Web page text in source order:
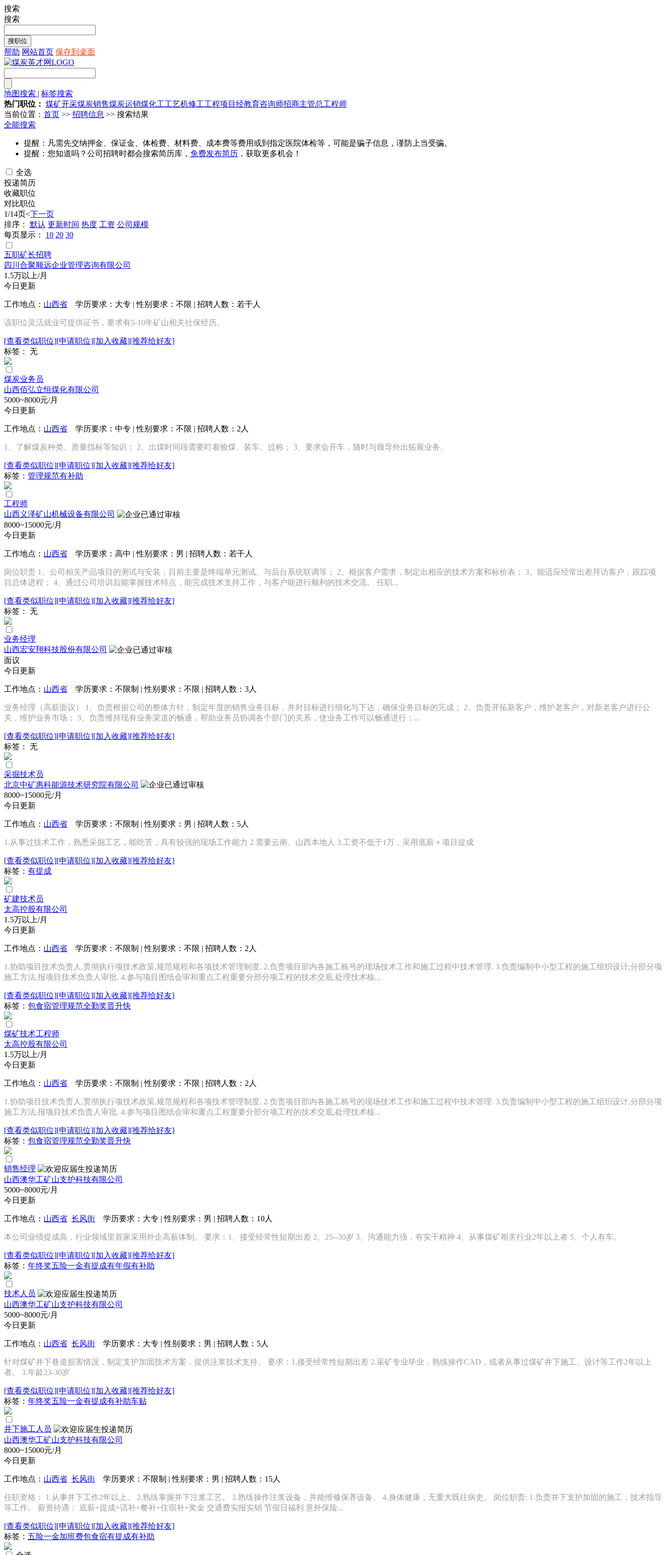
搜索
搜索
帮助 网站首页 保存到桌面
地图搜索 | 标签搜索
热门职位： 煤矿开采煤炭销售煤炭运销煤化工工艺机修工工程项目经教育咨询师招商主管总工程师
当前位置： 首页 >> 招聘信息 >> 搜索结果
全能搜索
提醒：凡需先交纳押金、保证金、体检费、材料费、成本费等费用或到指定医院体检等，可能是骗子信息，谨防上当受骗。
提醒：您知道吗？公司招聘时都会搜索简历库， 免费发布简历 ，获取更多机会！
全选
投递简历
收藏职位
对比职位
1/14页<下一页
排序：
默认 更新时间 热度 工资 公司规模
每页显示：
10 20 30
五职矿长招聘
四川合聚顺远企业管理咨询有限公司
1.5万以上/月
今日更新
工作地点： 山西省 学历要求：大专 | 性别要求：不限 | 招聘人数：若干人
该职位灵活就业可提供证书，要求有5-10年矿山相关社保经历。
[查看类似职位][申请职位][加入收藏][推荐给好友]
标签： 无
煤炭业务员
山西佰弘立恒煤化有限公司
5000~8000元/月
今日更新
工作地点： 山西省 学历要求：中专 | 性别要求：不限 | 招聘人数：2人
1、了解煤炭种类、质量指标等知识； 2、出煤时间段需要盯着验煤、装车、过称； 3、要求会开车，随时与领导外出拓展业务。
[查看类似职位][申请职位][加入收藏][推荐给好友]
标签： 管理规范有补助
工程师
山西义泽矿山机械设备有限公司
8000~15000元/月
今日更新
工作地点： 山西省 学历要求：高中 | 性别要求：男 | 招聘人数：若干人
岗位职责 1、公司相关产品项目的测试与安装，目前主要是终端单元测试、与后台系统联调等； 2、根据客户需求，制定出相应的技术方案和标价表； 3、能适应经常出差拜访客户，跟踪项
目总体进程； 4、通过公司培训后能掌握技术特点，能完成技术支持工作，与客户能进行顺利的技术交流。 任职...
[查看类似职位][申请职位][加入收藏][推荐给好友]
标签： 无
业务经理
山西宏安翔科技股份有限公司
面议
今日更新
工作地点： 山西省 学历要求：不限制 | 性别要求：不限 | 招聘人数：3人
业务经理（高薪面议） 1、负责根据公司的整体方针，制定年度的销售业务目标，并对目标进行细化与下达，确保业务目标的完成； 2、负责开拓新客户，维护老客户，对新老客户进行公
关，维护业务市场； 3、负责维持现有业务渠道的畅通，帮助业务员协调各个部门的关系，使业务工作可以畅通进行；...
[查看类似职位][申请职位][加入收藏][推荐给好友]
标签： 无
采掘技术员
北京中矿惠科能源技术研究院有限公司
8000~15000元/月
今日更新
工作地点： 山西省 学历要求：不限制 | 性别要求：男 | 招聘人数：5人
1.从事过技术工作，熟悉采掘工艺，能吃苦，具有较强的现场工作能力 2.需要云南、山西本地人 3.工资不低于1万，采用底薪＋项目提成
[查看类似职位] [申请职位] [加入收藏] [推荐给好友]
标签： 有提成
矿建技术员
太高控股有限公司
1.5万以上/月
今日更新
工作地点： 山西省 学历要求：不限制 | 性别要求：不限 | 招聘人数：2人
1.协助项目技术负责人,贯彻执行项技术政策,规范规程和各项技术管理制度. 2.负责项目部内各施工栋号的现场技术工作和施工过程中技术管理. 3.负责编制中小型工程的施工组织设计,分部分项
施工方法,报项目技术负责人审批. 4.参与项目图纸会审和重点工程重要分部分项工程的技术交底,处理技术核...
[查看类似职位] [申请职位] [加入收藏] [推荐给好友]
标签： 包食宿管理规范全勤奖晋升快
煤矿技术工程师
太高控股有限公司
1.5万以上/月
今日更新
工作地点： 山西省 学历要求：不限制 | 性别要求：不限 | 招聘人数：2人
1.协助项目技术负责人,贯彻执行项技术政策,规范规程和各项技术管理制度. 2.负责项目部内各施工栋号的现场技术工作和施工过程中技术管理. 3.负责编制中小型工程的施工组织设计,分部分项
施工方法,报项目技术负责人审批. 4.参与项目图纸会审和重点工程重要分部分项工程的技术交底,处理技术核...
[查看类似职位] [申请职位] [加入收藏] [推荐给好友]
标签： 包食宿管理规范全勤奖晋升快
销售经理
山西澳华工矿山支护科技有限公司
5000~8000元/月
今日更新
工作地点： 山西省 长风街 学历要求：大专 | 性别要求：男 | 招聘人数：10人
本公司业绩提成高，行业领域里首家采用外企高薪体制。 要求：1、接受经常性短期出差 2、25--30岁 3、沟通能力强，有实干精神 4、从事煤矿相关行业2年以上者 5、个人有车。
[查看类似职位][申请职位][加入收藏][推荐给好友]
标签： 年终奖五险一金有提成有年假有补助
技术人员
山西澳华工矿山支护科技有限公司
5000~8000元/月
今日更新
工作地点： 山西省 长风街 学历要求：大专 | 性别要求：男 | 招聘人数：5人
针对煤矿井下巷道损害情况，制定支护加固技术方案，提供注浆技术支持。 要求：1.接受经常性短期出差 2.采矿专业毕业，熟练操作CAD，或者从事过煤矿井下施工、设计等工作2年以上
者。 3.年龄23-30岁
[查看类似职位][申请职位][加入收藏][推荐给好友]
标签： 年终奖五险一金有提成有补助车贴
井下施工人员
山西澳华工矿山支护科技有限公司
8000~15000元/月
今日更新
工作地点： 山西省 长风街 学历要求：不限制 | 性别要求：男 | 招聘人数：15人
任职资格： 1.从事井下工作2年以上。 2.熟练掌握井下注浆工艺。 3.熟练操作注浆设备，并能维修保养设备。 4.身体健康，无重大既往病史。 岗位职责: 1.负责井下支护加固的施工，技术指导
等工作。 薪资待遇： 底薪+提成+话补+餐补+住宿补+奖金 交通费实报实销 节假日福利 意外保险...
[查看类似职位][申请职位][加入收藏][推荐给好友]
标签： 五险一金加班费包食宿有提成有补助